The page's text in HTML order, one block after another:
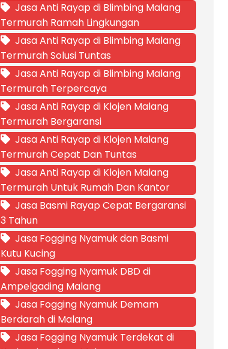
Jasa Anti Rayap di Blimbing Malang
Termurah Ramah Lingkungan
Jasa Anti Rayap di Blimbing Malang
Termurah Solusi Tuntas
Jasa Anti Rayap di Blimbing Malang
Termurah Terpercaya
Jasa Anti Rayap di Klojen Malang
Termurah Bergaransi
Jasa Anti Rayap di Klojen Malang
Termurah Cepat Dan Tuntas
Jasa Anti Rayap di Klojen Malang
Termurah Untuk Rumah Dan Kantor
Jasa Basmi Rayap Cepat Bergaransi
3 Tahun
Jasa Fogging Nyamuk dan Basmi
Kutu Kucing
Jasa Fogging Nyamuk DBD di
Ampelgading Malang
Jasa Fogging Nyamuk Demam
Berdarah di Malang
Jasa Fogging Nyamuk Terdekat di